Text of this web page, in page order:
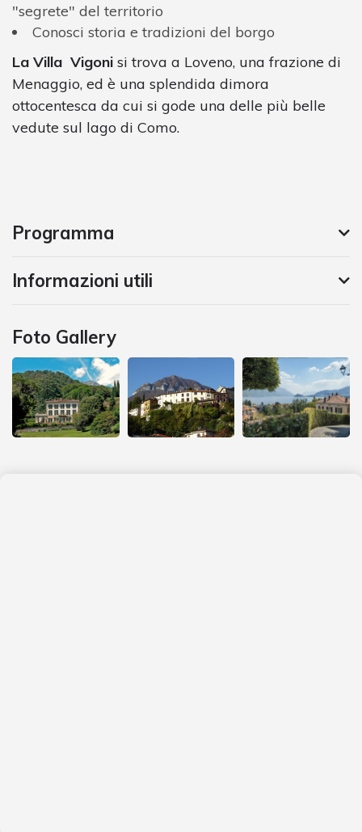
"segrete" del territorio
Conosci storia e tradizioni del borgo
La Villa Vigoni si trova a Loveno, una frazione di
Menaggio, ed è una splendida dimora
ottocentesca da cui si gode una delle più belle
vedute sul lago di Como.
Programma
Informazioni utili
Foto Gallery